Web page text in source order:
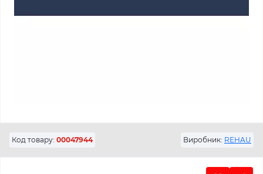
Код товару: 00047944 Виробник: REHAU